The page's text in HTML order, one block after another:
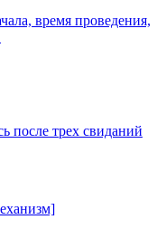
время проведения,
после трех свиданий